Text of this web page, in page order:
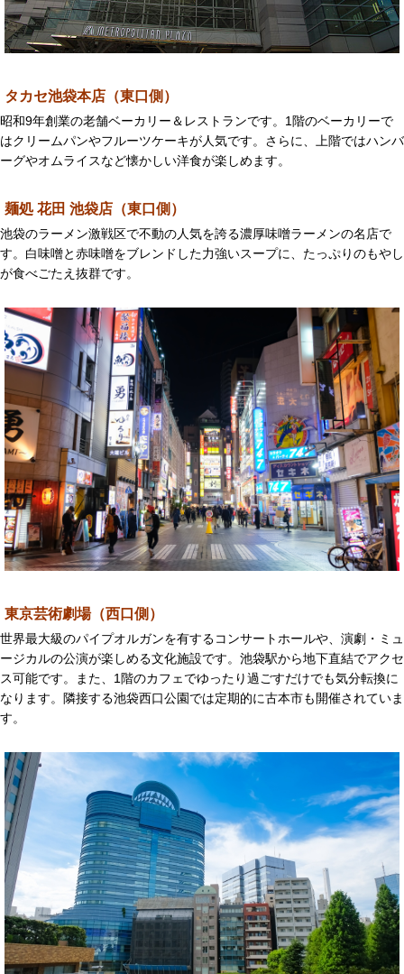
タカセ池袋本店（東口側）
昭和9年創業の老舗ベーカリー＆レストランです。1階のベーカリーで
はクリームパンやフルーツケーキが人気です。さらに、上階ではハンバ
ーグやオムライスなど懐かしい洋食が楽しめます。
麺処 花田 池袋店（東口側）
池袋のラーメン激戦区で不動の人気を誇る濃厚味噌ラーメンの名店で
す。白味噌と赤味噌をブレンドした力強いスープに、たっぷりのもやし
が食べごたえ抜群です。
東京芸術劇場（西口側）
世界最大級のパイプオルガンを有するコンサートホールや、演劇・ミュ
ージカルの公演が楽しめる文化施設です。池袋駅から地下直結でアクセ
ス可能です。また、1階のカフェでゆったり過ごすだけでも気分転換に
なります。隣接する池袋西口公園では定期的に古本市も開催されていま
す。